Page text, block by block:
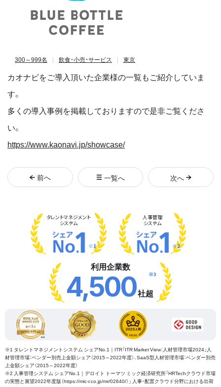
300～999名 飲食・小売・サービス 東京
カオナビをご導入頂いた企業様の一覧もご紹介していま
す。
多くの導入事例を掲載しておりますので是非ご覧くださ
い。
https://www.kaonavi.jp/showcase/
前へ 一覧へ 次へ
タレントマネジメント
システム
※1
人事管理
システム
※2
利用企業数
4,500社超
※3
※1 タレントマネジメントシステム シェアNo.1｜ITR「ITR Market View：人材管理市場2024」人
材管理市場：ベンダー別売上金額シェア（2015～2022年度）、SaaS型人材管理市場：ベンダー別売
上金額シェア（2015～2022年度）
※2 人事管理システム シェアNo.1｜デロイト トーマツ ミック経済研究所「HRTechクラウド市場
の実態と展望2022年度版（https://mic-r.co.jp/mr/02640/）」 人事・配置クラウド分野における出荷